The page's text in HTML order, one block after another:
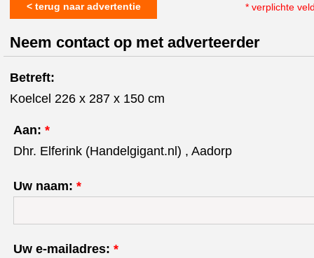
< terug naar advertentie * verplichte
Neem contact op met adverteerder
Betreft:
Koelcel 226 x 287 x 150 cm
Aan: *
Dhr. Elferink (Handelgigant.nl) , Aadorp
Uw naam: *
Uw e-mailadres: *